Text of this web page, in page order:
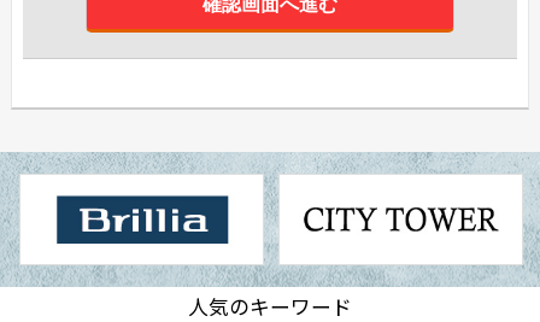
人気のキーワード